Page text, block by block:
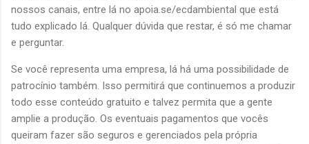
nossos canais, entre lá no apoia.se/ecdambiental que está
tudo explicado lá. Qualquer dúvida que restar, é só me chamar
e perguntar.
Se você representa uma empresa, lá há uma possibilidade de
patrocínio também. Isso permitirá que continuemos a produzir
todo esse conteúdo gratuito e talvez permita que a gente
amplie a produção. Os eventuais pagamentos que vocês
queiram fazer são seguros e gerenciados pela própria